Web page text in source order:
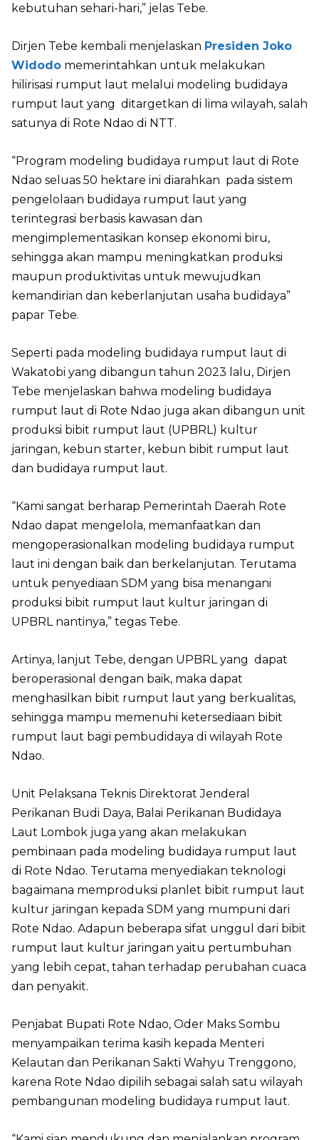
kebutuhan sehari-hari,” jelas Tebe.
Dirjen Tebe kembali menjelaskan Presiden Joko
Widodo memerintahkan untuk melakukan
hilirisasi rumput laut melalui modeling budidaya
rumput laut yang ditargetkan di lima wilayah, salah
satunya di Rote Ndao di NTT.
“Program modeling budidaya rumput laut di Rote
Ndao seluas 50 hektare ini diarahkan pada sistem
pengelolaan budidaya rumput laut yang
terintegrasi berbasis kawasan dan
mengimplementasikan konsep ekonomi biru,
sehingga akan mampu meningkatkan produksi
maupun produktivitas untuk mewujudkan
kemandirian dan keberlanjutan usaha budidaya”
papar Tebe.
Seperti pada modeling budidaya rumput laut di
Wakatobi yang dibangun tahun 2023 lalu, Dirjen
Tebe menjelaskan bahwa modeling budidaya
rumput laut di Rote Ndao juga akan dibangun unit
produksi bibit rumput laut (UPBRL) kultur
jaringan, kebun starter, kebun bibit rumput laut
dan budidaya rumput laut.
“Kami sangat berharap Pemerintah Daerah Rote
Ndao dapat mengelola, memanfaatkan dan
mengoperasionalkan modeling budidaya rumput
laut ini dengan baik dan berkelanjutan. Terutama
untuk penyediaan SDM yang bisa menangani
produksi bibit rumput laut kultur jaringan di
UPBRL nantinya,” tegas Tebe.
Artinya, lanjut Tebe, dengan UPBRL yang dapat
beroperasional dengan baik, maka dapat
menghasilkan bibit rumput laut yang berkualitas,
sehingga mampu memenuhi ketersediaan bibit
rumput laut bagi pembudidaya di wilayah Rote
Ndao.
Unit Pelaksana Teknis Direktorat Jenderal
Perikanan Budi Daya, Balai Perikanan Budidaya
Laut Lombok juga yang akan melakukan
pembinaan pada modeling budidaya rumput laut
di Rote Ndao. Terutama menyediakan teknologi
bagaimana memproduksi planlet bibit rumput laut
kultur jaringan kepada SDM yang mumpuni dari
Rote Ndao. Adapun beberapa sifat unggul dari bibit
rumput laut kultur jaringan yaitu pertumbuhan
yang lebih cepat, tahan terhadap perubahan cuaca
dan penyakit.
Penjabat Bupati Rote Ndao, Oder Maks Sombu
menyampaikan terima kasih kepada Menteri
Kelautan dan Perikanan Sakti Wahyu Trenggono,
karena Rote Ndao dipilih sebagai salah satu wilayah
pembangunan modeling budidaya rumput laut.